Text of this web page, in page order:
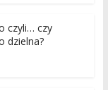
czyli… czy
dzielna?